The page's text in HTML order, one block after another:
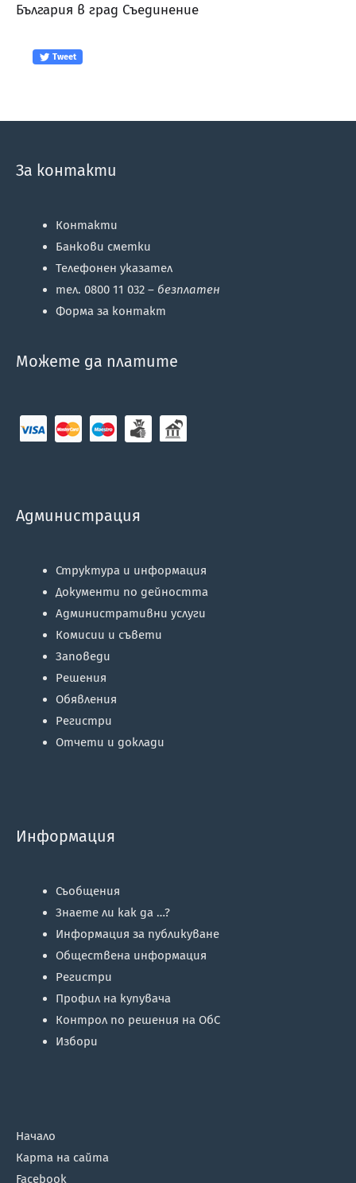
България в град Съединение
Tweet
За контакти
Контакти
Банкови сметки
Телефонен указател
тел. 0800 11 032 – безплатен
Форма за контакт
Можете да платите
Администрация
Структура и информация
Документи по дейността
Административни услуги
Комисии и съвети
Заповеди
Решения
Обявления
Регистри
Отчети и доклади
Информация
Съобщения
Знаете ли как да …?
Информация за публикуване
Обществена информация
Регистри
Профил на купувача
Контрол по решения на ОбС
Избори
Начало
Карта на сайта
Facebook